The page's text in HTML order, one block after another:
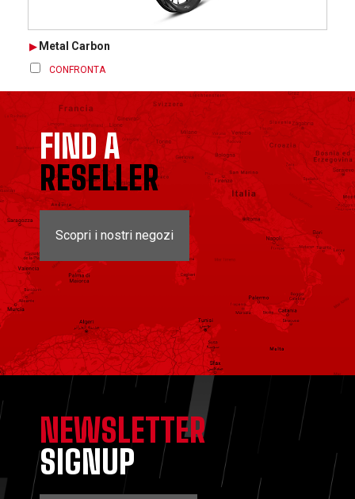
Metal Carbon
CONFRONTA
FIND A
RESELLER
Scopri i nostri negozi
NEWSLETTER
SIGNUP